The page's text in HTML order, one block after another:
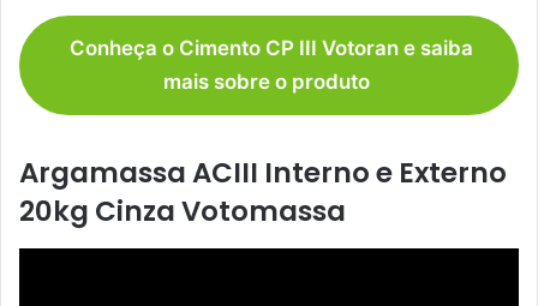
Conheça o Cimento CP III Votoran e saiba
mais sobre o produto
Argamassa ACIII Interno e Externo
20kg Cinza Votomassa